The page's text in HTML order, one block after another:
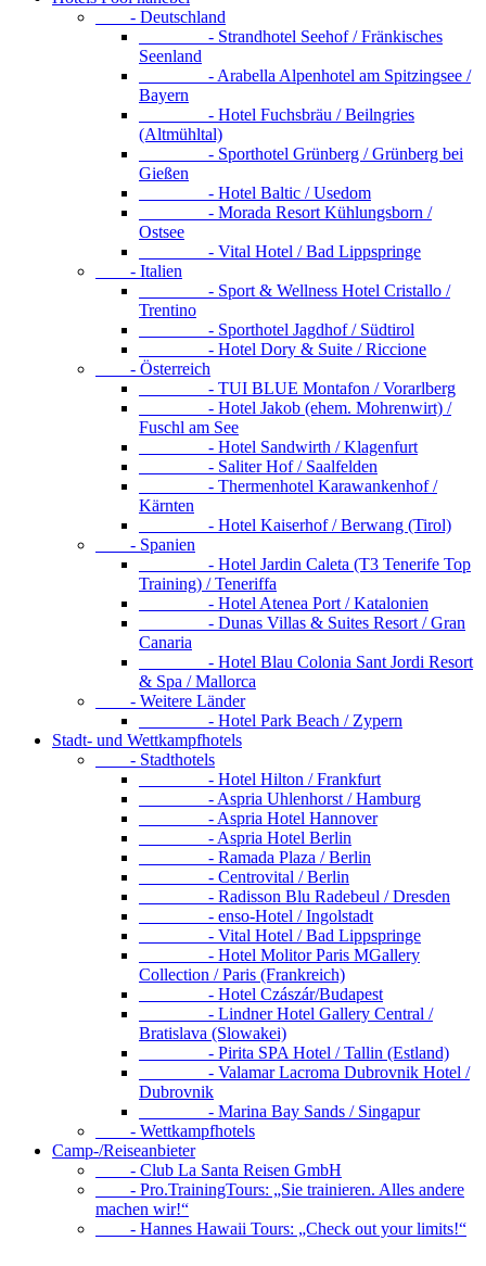
- Deutschland
- Strandhotel Seehof / Fränkisches
Seenland
- Arabella Alpenhotel am Spitzingsee /
Bayern
- Hotel Fuchsbräu / Beilngries
(Altmühltal)
- Sporthotel Grünberg / Grünberg bei
Gießen
- Hotel Baltic / Usedom
- Morada Resort Kühlungsborn /
Ostsee
- Vital Hotel / Bad Lippspringe
- Italien
- Sport & Wellness Hotel Cristallo /
Trentino
- Sporthotel Jagdhof / Südtirol
- Hotel Dory & Suite / Riccione
- Österreich
- TUI BLUE Montafon / Vorarlberg
- Hotel Jakob (ehem. Mohrenwirt) /
Fuschl am See
- Hotel Sandwirth / Klagenfurt
- Saliter Hof / Saalfelden
- Thermenhotel Karawankenhof /
Kärnten
- Hotel Kaiserhof / Berwang (Tirol)
- Spanien
- Hotel Jardin Caleta (T3 Tenerife Top
Training) / Teneriffa
- Hotel Atenea Port / Katalonien
- Dunas Villas & Suites Resort / Gran
Canaria
- Hotel Blau Colonia Sant Jordi Resort
& Spa / Mallorca
- Weitere Länder
- Hotel Park Beach / Zypern
Stadt- und Wettkampfhotels
- Stadthotels
- Hotel Hilton / Frankfurt
- Aspria Uhlenhorst / Hamburg
- Aspria Hotel Hannover
- Aspria Hotel Berlin
- Ramada Plaza / Berlin
- Centrovital / Berlin
- Radisson Blu Radebeul / Dresden
- enso-Hotel / Ingolstadt
- Vital Hotel / Bad Lippspringe
- Hotel Molitor Paris MGallery
Collection / Paris (Frankreich)
- Hotel Czászár/Budapest
- Lindner Hotel Gallery Central /
Bratislava (Slowakei)
- Pirita SPA Hotel / Tallin (Estland)
- Valamar Lacroma Dubrovnik Hotel /
Dubrovnik
- Marina Bay Sands / Singapur
- Wettkampfhotels
Camp-/Reiseanbieter
- Club La Santa Reisen GmbH
- Pro.TrainingTours: „Sie trainieren. Alles andere
machen wir!“
- Hannes Hawaii Tours: „Check out your limits!“